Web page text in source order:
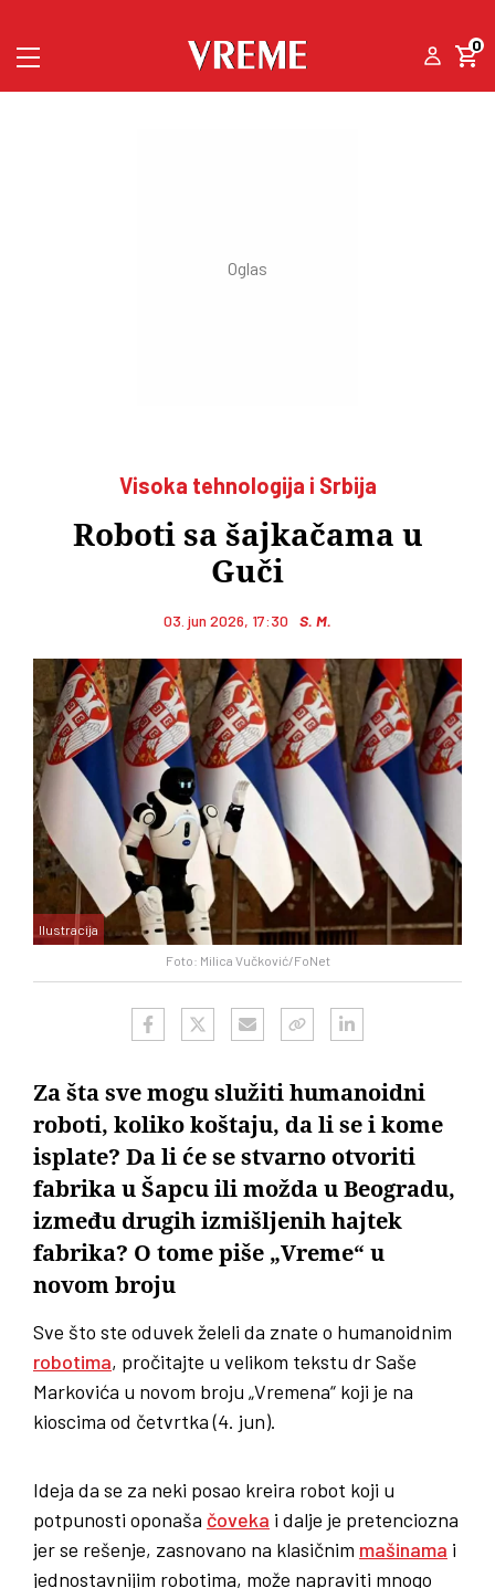
0
Visoka tehnologija i Srbija
Roboti sa šajkačama u
Guči
03. jun 2026, 17:30 S. M.
Foto: Milica Vučković/FoNet
Ilustracija
Za šta sve mogu služiti humanoidni
roboti, koliko koštaju, da li se i kome
isplate? Da li će se stvarno otvoriti
fabrika u Šapcu ili možda u Beogradu,
između drugih izmišljenih hajtek
fabrika? O tome piše „Vreme“ u
novom broju
Sve što ste oduvek želeli da znate o humanoidnim
robotima, pročitajte u velikom tekstu dr Saše
Markovića u novom broju „Vremena“ koji je na
kioscima od četvrtka (4. jun).
Ideja da se za neki posao kreira robot koji u
potpunosti oponaša čoveka i dalje je pretenciozna
jer se rešenje, zasnovano na klasičnim mašinama i
jednostavnijim robotima, može napraviti mnogo